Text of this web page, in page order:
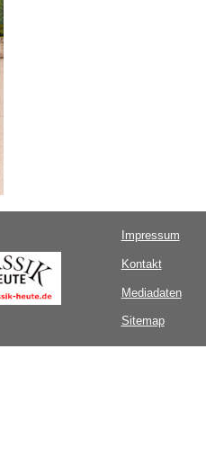
Impressum
Kontakt
Mediadaten
Sitemap